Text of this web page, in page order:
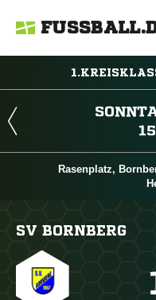
Rasenplatz,
SV BORNBERG